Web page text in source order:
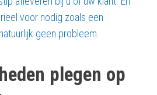
voor nodig zoals een
geen probleem.
plegen op